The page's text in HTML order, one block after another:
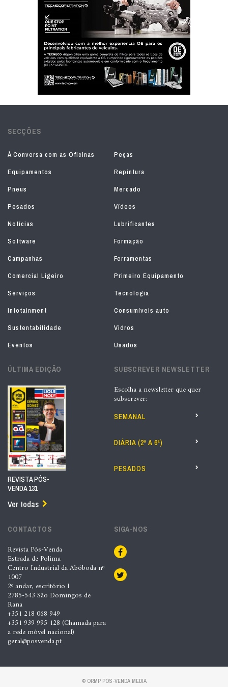
SECÇÕES
À Conversa com as Oficinas
Peças
Equipamentos
Repintura
Pneus
Mercado
Pesados
Vídeos
Notícias
Lubrificantes
Software
Formação
Campanhas
Ferramentas
Comercial Ligeiro
Primeiro Equipamento
Serviços
Tecnologia
Infotainment
Consumíveis auto
Sustentabilidade
Vidros
Eventos
Usados
ÚLTIMA EDIÇÃO
REVISTA PÓS-
VENDA 131
Ver todas
SUBSCREVER NEWSLETTER
Escolha a newsletter que quer
subscrever:
SEMANAL
DIÁRIA (2ª A 6ª)
PESADOS
CONTACTOS
Revista Pós-Venda
Estrada de Polima
Centro Industrial da Abóboda nº
1007
2º andar, escritório I
2785-543 São Domingos de
Rana
+351 218 068 949
+351 939 995 128 (Chamada para
a rede móvel nacional)
geral@posvenda.pt
SIGA-NOS
© ORMP PÓS-VENDA MEDIA